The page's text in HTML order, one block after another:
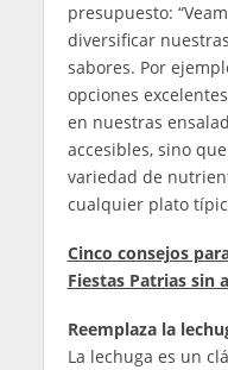
presupuesto:
diversificar
sabores. Por
opciones
en nuestras
accesibles, sino
variedad de
cualquier plato
Cinco consejos
Fiestas Patrias sin
Reemplaza la
La lechuga es un